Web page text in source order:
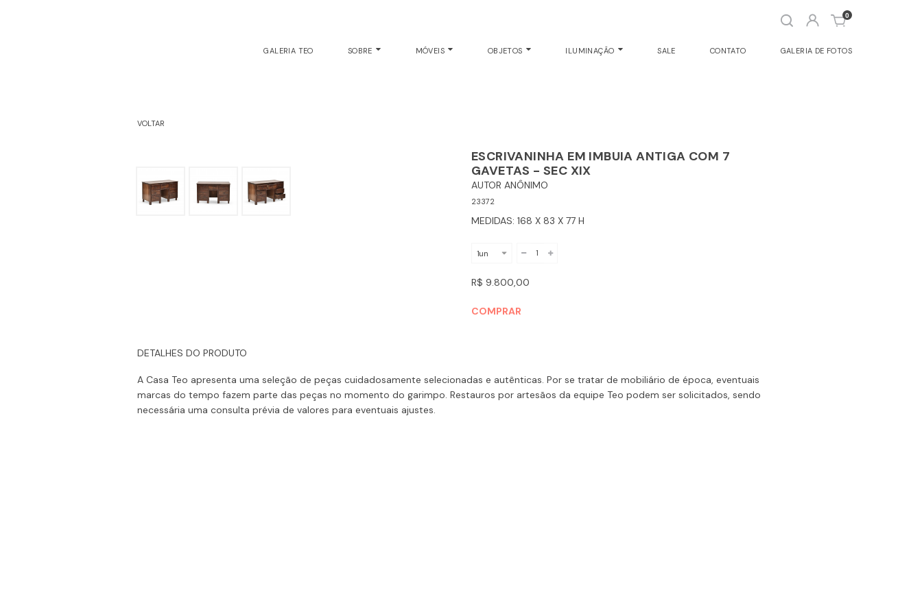
Abrir
busca
0
GALERIA TEO SOBRE MÓVEIS OBJETOS ILUMINAÇÃO SALE CONTATO GALERIA DE FOTOS
VOLTAR
ESCRIVANINHA EM IMBUIA ANTIGA COM 7
GAVETAS - SEC XIX
AUTOR ANÔNIMO
23372
MEDIDAS: 168 X 83 X 77 H
R$ 9.800,00
COMPRAR
DETALHES DO PRODUTO
A Casa Teo apresenta uma seleção de peças cuidadosamente selecionadas e autênticas. Por se tratar de mobiliário de época, eventuais
marcas do tempo fazem parte das peças no momento do garimpo. Restauros por artesãos da equipe Teo podem ser solicitados, sendo
necessária uma consulta prévia de valores para eventuais ajustes.